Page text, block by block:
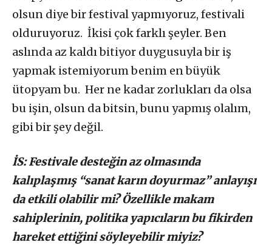
olsun diye bir festival yapmıyoruz, festivali
olduruyoruz. İkisi çok farklı şeyler. Ben
aslında az kaldı bitiyor duygusuyla bir iş
yapmak istemiyorum benim en büyük
ütopyam bu. Her ne kadar zorlukları da olsa
bu işin, olsun da bitsin, bunu yapmış olalım,
gibi bir şey değil.
İS: Festivale desteğin az olmasında
kalıplaşmış “sanat karın doyurmaz” anlayışı
da etkili olabilir mi? Özellikle makam
sahiplerinin, politika yapıcıların bu fikirden
hareket ettiğini söyleyebilir miyiz?